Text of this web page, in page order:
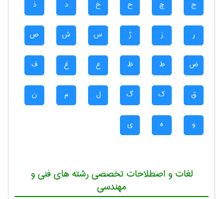
ج چ ح خ د ذ
ر ز ژ س ش ص
ض ط ظ ع غ ف
ق ک گ ل م ن
و ه ی
لغات و اصطلاحات تخصصی رشته های فنی و
مهندسی